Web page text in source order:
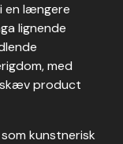
en længere
lignende
med
skæv product
kunstnerisk